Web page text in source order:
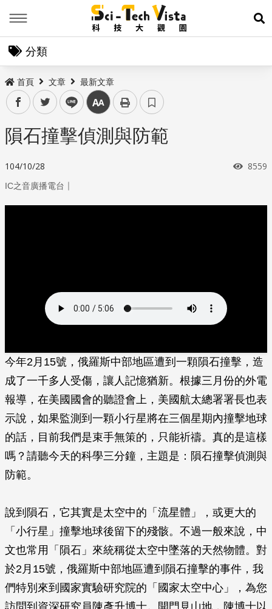
展
分類
首頁 文章 最新文章
facebooktwitter line 中
隕石撞擊偵測與防範
104/10/28 瀏覽
8559
IC之音廣播電台 ｜
今年2月15號，俄羅斯中部地區遭到一顆隕石撞擊，造
成了一千多人受傷，讓人記憶猶新。根據三月份的外電
報導，在美國國會的聽證會上，美國航太總署署長也表
示說，如果監測到一顆小行星將在三個星期內撞擊地球
的話，目前我們是束手無策的，只能祈禱。真的是這樣
嗎？請聽今天的科學三分鐘，主題是：隕石撞擊偵測與
防範。
說到隕石，它其實是太空中的「流星體」，或更大的
「小行星」撞擊地球後留下的殘骸。不過一般來說，中
文也常用「隕石」來統稱從太空中墜落的天然物體。對
於2月15號，俄羅斯中部地區遭到隕石撞擊的事件，我
們特別來到國家實驗研究院的「國家太空中心」，為您
訪問到資深研究員陳彥升博士。開門見山地，陳博士以